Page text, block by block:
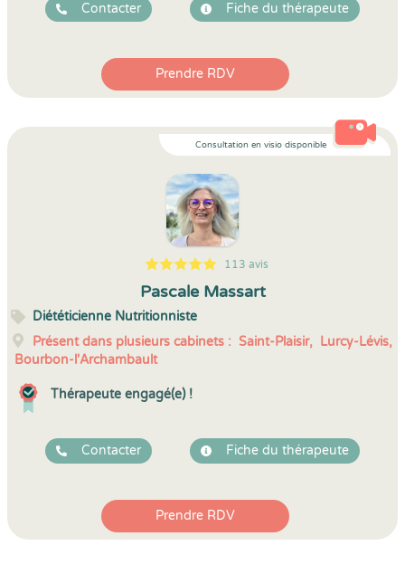
Contacter Fiche du thérapeute
Prendre RDV
Consultation en visio disponible
5
1
5
113 113 avis
Pascale Massart
Diététicienne Nutritionniste
Présent dans plusieurs cabinets : Saint-Plaisir, Lurcy-Lévis,
Bourbon-l'Archambault
Thérapeute engagé(e) !
Contacter Fiche du thérapeute
Prendre RDV